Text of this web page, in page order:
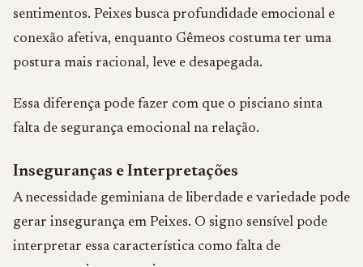
sentimentos. Peixes busca profundidade emocional e
conexão afetiva, enquanto Gêmeos costuma ter uma
postura mais racional, leve e desapegada.
Essa diferença pode fazer com que o pisciano sinta
falta de segurança emocional na relação.
Inseguranças e Interpretações
A necessidade geminiana de liberdade e variedade pode
gerar insegurança em Peixes. O signo sensível pode
interpretar essa característica como falta de